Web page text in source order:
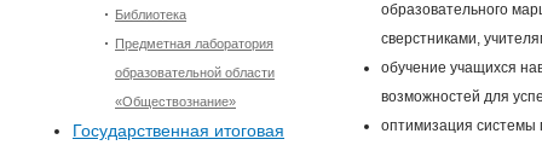
образовательного
сверстниками,
обучение учащихся
возможностей для
оптимизация системы
Библиотека
Предметная лаборатория
образовательной области
«Обществознание»
Государственная итоговая